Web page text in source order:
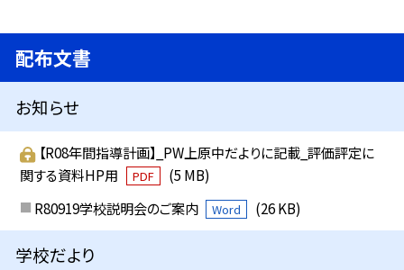
配布文書
お知らせ
【R08年間指導計画】_PW上原中だよりに記載_評価評定に
関する資料HP用
PDF
(5 MB)
R80919学校説明会のご案内
Word (26 KB)
学校だより